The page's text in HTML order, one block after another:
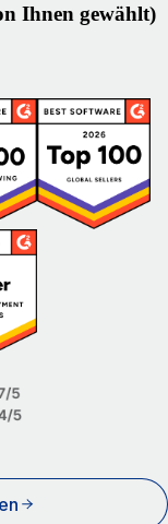
Ihnen gewählt)